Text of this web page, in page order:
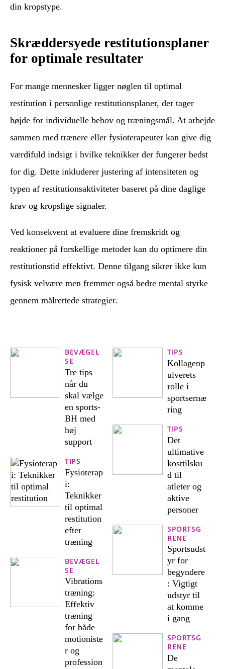
din kropstype.
Skræddersyede restitutionsplaner
for optimale resultater
For mange mennesker ligger nøglen til optimal
restitution i personlige restitutionsplaner, der tager
højde for individuelle behov og træningsmål. At arbejde
sammen med trænere eller fysioterapeuter kan give dig
værdifuld indsigt i hvilke teknikker der fungerer bedst
for dig. Dette inkluderer justering af intensiteten og
typen af restitutionsaktiviteter baseret på dine daglige
krav og kropslige signaler.
Ved konsekvent at evaluere dine fremskridt og
reaktioner på forskellige metoder kan du optimere din
restitutionstid effektivt. Denne tilgang sikrer ikke kun
fysisk velvære men fremmer også bedre mental styrke
gennem målrettede strategier.
BEVÆGEL
SE
Tre tips
når du
skal vælge
en sports-
BH med
høj
support
TIPS
Fysioterap
i:
Teknikker
til optimal
restitution
efter
træning
BEVÆGEL
SE
Vibrations
træning:
Effektiv
træning
for både
motioniste
r og
profession
TIPS
Kollagenp
ulverets
rolle i
sportsernæ
ring
TIPS
Det
ultimative
kosttilsku
d til
atleter og
aktive
personer
SPORTSG
RENE
Sportsudst
yr for
begyndere
: Vigtigt
udstyr til
at komme
i gang
SPORTSG
RENE
De